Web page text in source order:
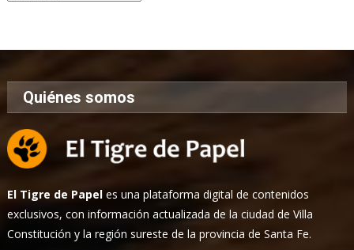
Quiénes somos
El Tigre de Papel es una plataforma digital de contenidos
exclusivos, con información actualizada de la ciudad de Villa
Constitución y la región sureste de la provincia de Santa Fe.